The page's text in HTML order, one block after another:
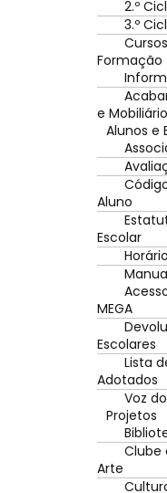
2.º
3.º
Formação
e Mobiliário
Alunos e
Aluno
Escolar
MEGA
Escolares
Lista
Adotados
Voz
Projetos
Clube
Arte